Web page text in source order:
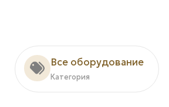
Все оборудование
Категория